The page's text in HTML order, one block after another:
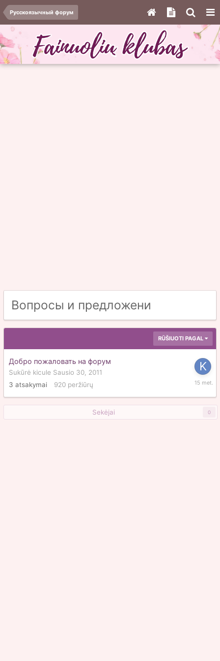
Русскоязычный форум
Вопросы и предложени
RŪŠIUOTI PAGAL
Добро пожаловать на форум
Sukūrė kicule Sausio 30, 2011
3 atsakymai 920 peržiūrų
Kovo
2011
Sekėjai
0